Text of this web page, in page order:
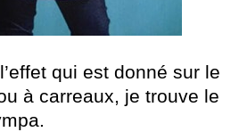
qui est donné sur le
à carreaux, je trouve le